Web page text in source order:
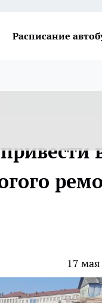
Расписание
17